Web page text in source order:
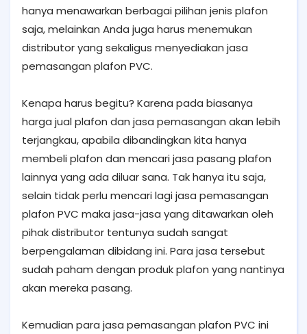
hanya menawarkan berbagai pilihan jenis plafon
saja, melainkan Anda juga harus menemukan
distributor yang sekaligus menyediakan jasa
pemasangan plafon PVC.
Kenapa harus begitu? Karena pada biasanya
harga jual plafon dan jasa pemasangan akan lebih
terjangkau, apabila dibandingkan kita hanya
membeli plafon dan mencari jasa pasang plafon
lainnya yang ada diluar sana. Tak hanya itu saja,
selain tidak perlu mencari lagi jasa pemasangan
plafon PVC maka jasa-jasa yang ditawarkan oleh
pihak distributor tentunya sudah sangat
berpengalaman dibidang ini. Para jasa tersebut
sudah paham dengan produk plafon yang nantinya
akan mereka pasang.
Kemudian para jasa pemasangan plafon PVC ini